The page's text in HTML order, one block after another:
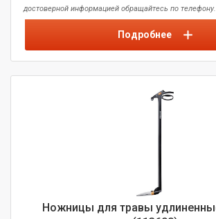
достоверной информацией обращайтесь по телефону.
Подробнее
Ножницы для травы